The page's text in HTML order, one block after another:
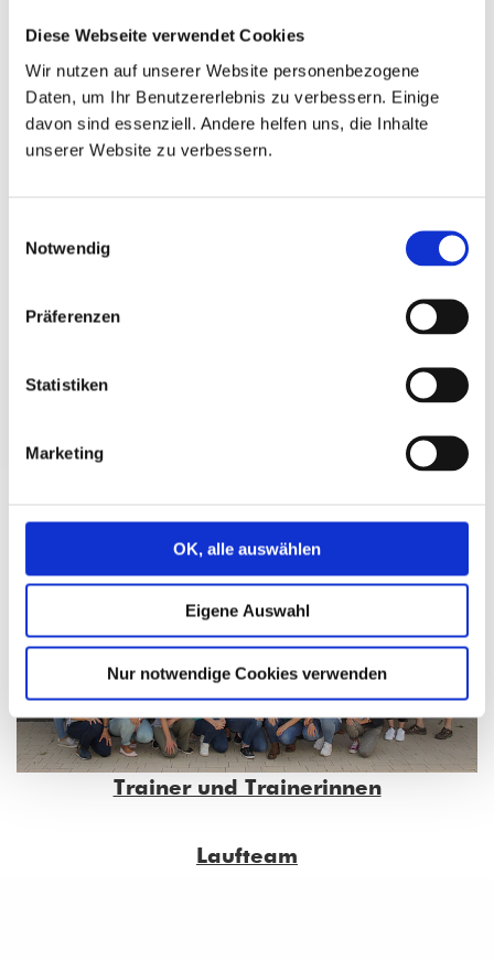
Diese Webseite verwendet Cookies
Wir nutzen auf unserer Website personenbezogene
Daten, um Ihr Benutzererlebnis zu verbessern. Einige
davon sind essenziell. Andere helfen uns, die Inhalte
unserer Website zu verbessern.
Notwendig
Präferenzen
Statistiken
Marketing
OK, alle auswählen
Eigene Auswahl
Nur notwendige Cookies verwenden
Trainer und Trainerinnen
Laufteam